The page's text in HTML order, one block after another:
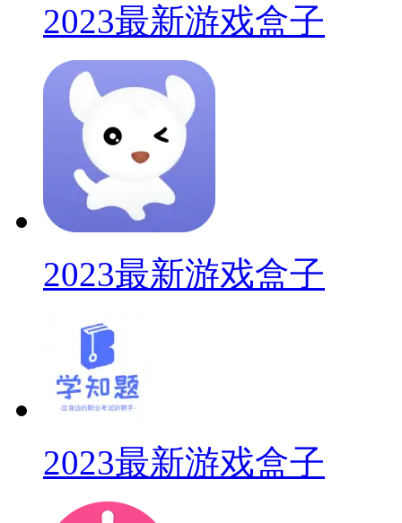
2023最新游戏盒子
2023最新游戏盒子
2023最新游戏盒子